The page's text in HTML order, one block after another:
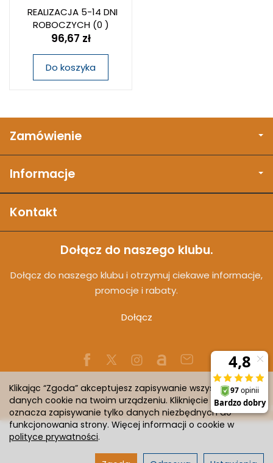
REALIZACJA 5-14 DNI
ROBOCZYCH(0 )
96,67 zł
Do koszyka
Zamówienie
Informacje
Kontakt
Dołącz do naszego klubu.
Dołącz do naszego klubu i otrzymuj ciekawe informacje,
promocje i rabaty.
Dołącz
Sklep internetowy SOTESHOP AI
Klikając “Zgoda” akceptujesz zapisywanie wszystkich
danych cookie na twoim urządzeniu. Kliknięcie “Odmowa”
oznacza zapisywanie tylko danych niezbędnych do
funkcjonowania strony. Więcej informacji o cookie w
polityce prywatności.